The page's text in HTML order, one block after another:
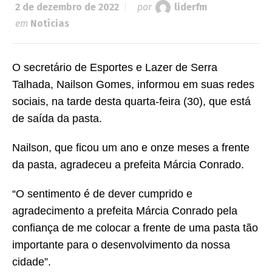
2 de dezembro de 2022 por
liderfm
em Notícias
O secretário de Esportes e Lazer de Serra
Talhada, Nailson Gomes, informou em suas redes
sociais, na tarde desta quarta-feira (30), que está
de saída da pasta.
Nailson, que ficou um ano e onze meses a frente
da pasta, agradeceu a prefeita Márcia Conrado.
“O sentimento é de dever cumprido e
agradecimento a prefeita Márcia Conrado pela
confiança de me colocar a frente de uma pasta tão
importante para o desenvolvimento da nossa
cidade”.